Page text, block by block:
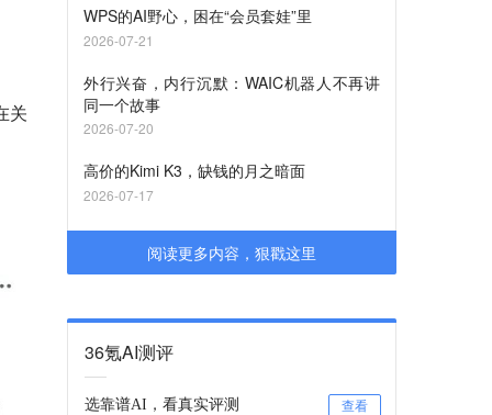
关
WPS的AI野心，困在“会员套娃”里
2026-07-21
外行兴奋，内行沉默：WAIC机器人不再讲
同一个故事
2026-07-20
高价的Kimi K3，缺钱的月之暗面
2026-07-17
阅读更多内容，狠戳这里
36氪AI测评
选靠谱AI，看真实评测 查看